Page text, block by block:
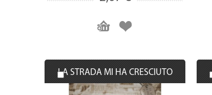
LA STRADA MI HA CRESCIUTO